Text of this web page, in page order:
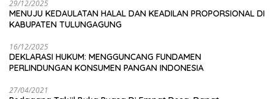
29/12/2025
MENUJU KEDAULATAN HALAL DAN KEADILAN PROPORSIONAL DI
KABUPATEN TULUNGAGUNG
16/12/2025
DEKLARASI HUKUM: MENGGUNCANG FUNDAMEN
PERLINDUNGAN KONSUMEN PANGAN INDONESIA
27/04/2021